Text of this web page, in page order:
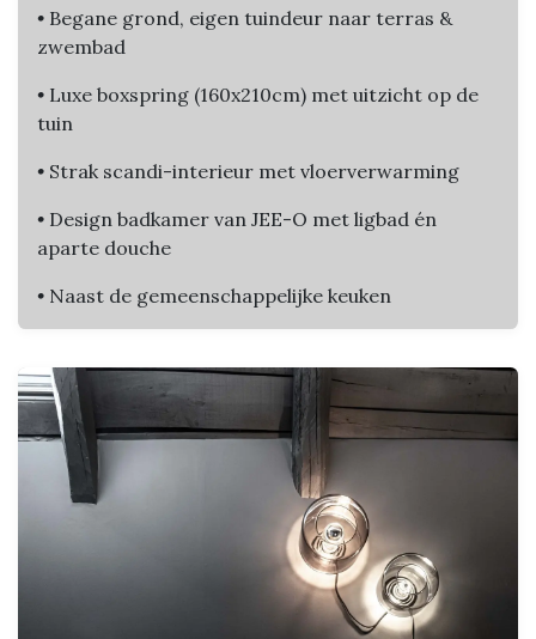
• Begane grond, eigen tuindeur naar terras &
zwembad
• Luxe boxspring (160x210cm) met uitzicht op de
tuin
• Strak scandi-interieur met vloerverwarming
• Design badkamer van JEE-O met ligbad én
aparte douche
• Naast de gemeenschappelijke keuken